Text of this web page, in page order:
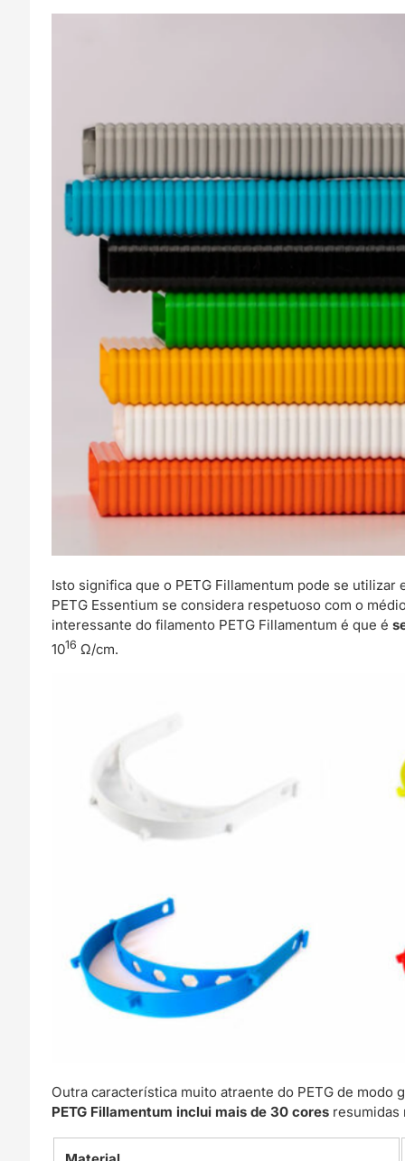
Isto significa que o PETG Fillamentum pode se utilizar
PETG Essentium se considera respetuoso com o
interessante do filamento PETG Fillamentum é que é
1016 Ω/cm.
Outra característica muito atraente do PETG de modo
PETG Fillamentum inclui mais de 30 cores resumidas